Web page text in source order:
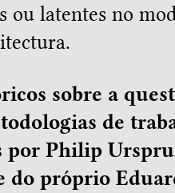
ou latentes no
sobre a
de
Philip
do próprio